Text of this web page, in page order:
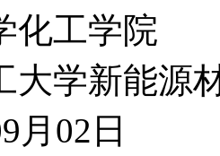
化工学院
大学新能源
月02日